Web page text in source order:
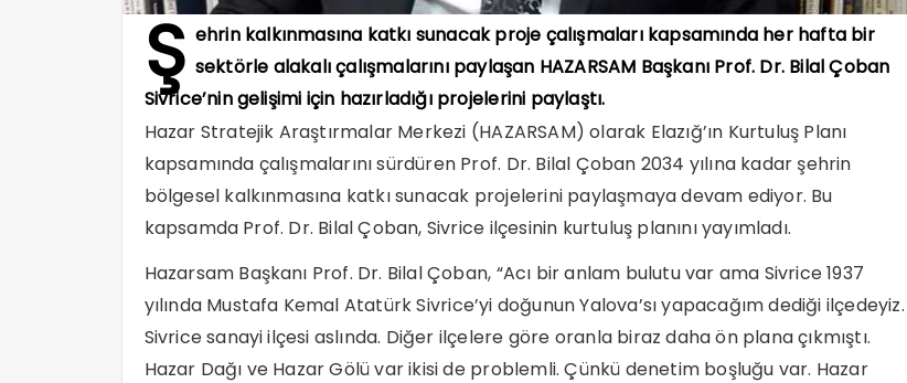
Ş ehrin kalkınmasına katkı sunacak proje çalışmaları kapsamında her hafta bir
sektörle alakalı çalışmalarını paylaşan HAZARSAM Başkanı Prof. Dr. Bilal Çoban
Sivrice’nin gelişimi için hazırladığı projelerini paylaştı.
Hazar Stratejik Araştırmalar Merkezi (HAZARSAM) olarak Elazığ’ın Kurtuluş Planı
kapsamında çalışmalarını sürdüren Prof. Dr. Bilal Çoban 2034 yılına kadar şehrin
bölgesel kalkınmasına katkı sunacak projelerini paylaşmaya devam ediyor. Bu
kapsamda Prof. Dr. Bilal Çoban, Sivrice ilçesinin kurtuluş planını yayımladı.
Hazarsam Başkanı Prof. Dr. Bilal Çoban, “Acı bir anlam bulutu var ama Sivrice 1937
yılında Mustafa Kemal Atatürk Sivrice’yi doğunun Yalova’sı yapacağım dediği ilçedeyiz.
Sivrice sanayi ilçesi aslında. Diğer ilçelere göre oranla biraz daha ön plana çıkmıştı.
Hazar Dağı ve Hazar Gölü var ikisi de problemli. Çünkü denetim boşluğu var. Hazar